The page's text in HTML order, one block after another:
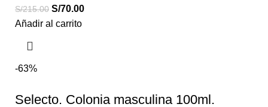
S/215.00 S/70.00
Añadir al carrito
-63%
Selecto. Colonia masculina 100ml.